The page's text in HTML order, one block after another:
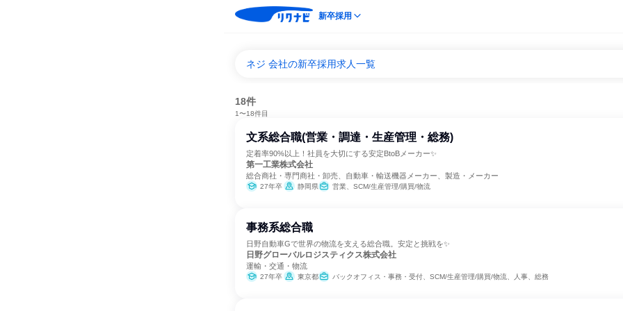
新卒採用
ネジ 会社の新卒採用求人一覧
18件
1〜18件目
文系総合職(営業・調達・生産管理・総務)
定着率90%以上！社員を大切にする安定BtoBメーカー✨
第一工業株式会社
総合商社・専門商社・卸売、自動車・輸送機器メーカー、製造・メーカー
27年卒 静岡県 営業、SCM/生産管理/購買/物流
事務系総合職
日野自動車Gで世界の物流を支える総合職。安定と挑戦を✨
日野グローバルロジスティクス株式会社
運輸・交通・物流
27年卒 東京都 バックオフィス・事務・受付、SCM/生産管理/購買/物流、人事、総務